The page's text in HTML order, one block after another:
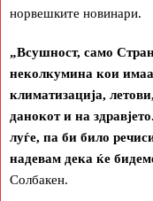
норвешките новинари.
„Всушност, само
неколкумина кои
климатизација,
данокот и на
луѓе, па би било
надевам дека ќе
Солбакен.